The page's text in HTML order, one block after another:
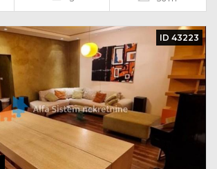
ID 43223